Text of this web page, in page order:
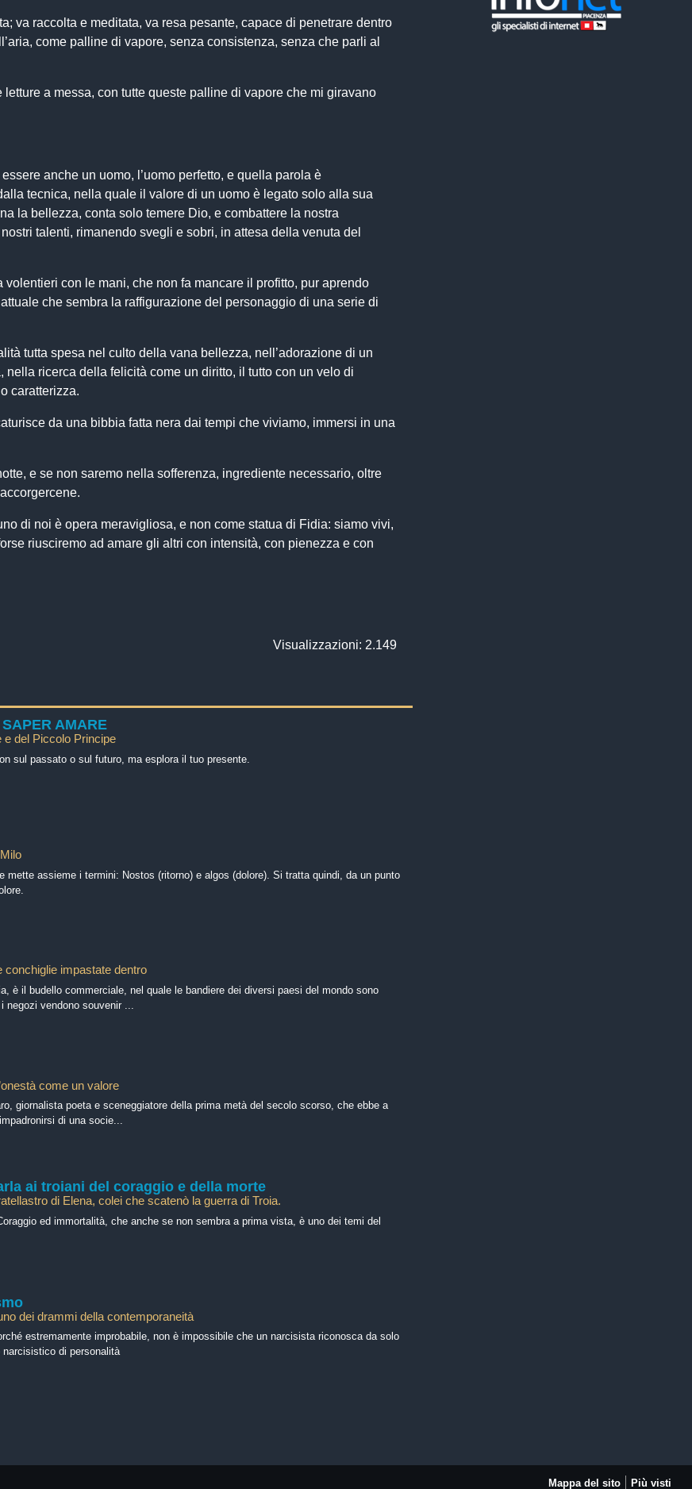
va raccolta e meditata, va resa pesante, capace di penetrare dentro
come palline di vapore, senza consistenza, senza che parli al
a messa, con tutte queste palline di vapore che mi giravano
anche un uomo, l’uomo perfetto, e quella parola è
tecnica, nella quale il valore di un uomo è legato solo alla sua
la bellezza, conta solo temere Dio, e combattere la nostra
talenti, rimanendo svegli e sobri, in attesa della venuta del
con le mani, che non fa mancare il profitto, pur aprendo
che sembra la raffigurazione del personaggio di una serie di
tutta spesa nel culto della vana bellezza, nell’adorazione di un
ricerca della felicità come un diritto, il tutto con un velo di
caratterizza.
da una bibbia fatta nera dai tempi che viviamo, immersi in una
e se non saremo nella sofferenza, ingrediente necessario, oltre
di noi è opera meravigliosa, e non come statua di Fidia: siamo vivi,
riusciremo ad amare gli altri con intensità, con pienezza e con
Visualizzazioni: 2.149
AMARE
e del Piccolo Principe
sul passato o sul futuro, ma esplora il tuo presente.
mette assieme i termini: Nostos (ritorno) e algos (dolore). Si tratta quindi, da un punto
conchiglie impastate dentro
è il budello commerciale, nel quale le bandiere dei diversi paesi del mondo sono
negozi vendono souvenir ...
come un valore
giornalista poeta e sceneggiatore della prima metà del secolo scorso, che ebbe a
di una socie...
ai troiani del coraggio e della morte
di Elena, colei che scatenò la guerra di Troia.
ed immortalità, che anche se non sembra a prima vista, è uno dei temi del
dei drammi della contemporaneità
estremamente improbabile, non è impossibile che un narcisista riconosca da solo
di personalità
Mappa del sito Più visti